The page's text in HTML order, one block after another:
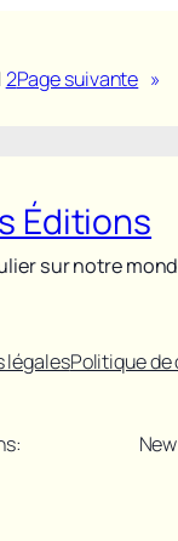
2Page suivante »
Éditions
sur notre
légalesPolitique de